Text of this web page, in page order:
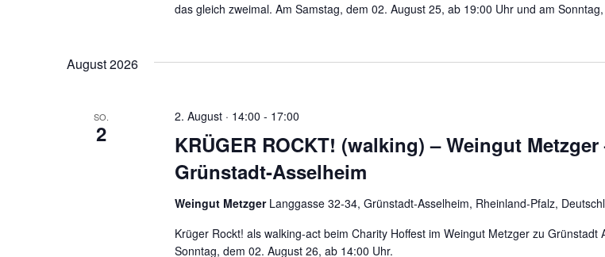
das gleich zweimal. Am Samstag, dem 02. August 25, ab 19:00 Uhr und am
August 2026
SO.
2
KRÜGER ROCKT! (walking) – Weingut Metzger
Grünstadt-Asselheim
2. August · 14:00 - 17:00
Weingut Metzger Langgasse 32-34, Grünstadt-Asselheim, Rheinland-Pfalz,
Krüger Rockt! als walking-act beim Charity Hoffest im Weingut Metzger zu Grünstadt
Sonntag, dem 02. August 26, ab 14:00 Uhr.